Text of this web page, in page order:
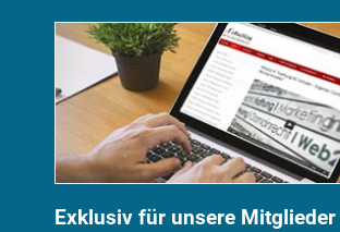
Exklusiv für unsere Mitglieder